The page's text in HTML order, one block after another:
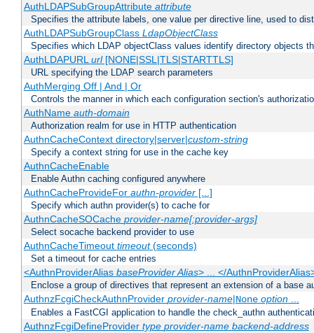
AuthLDAPSubGroupAttribute attribute
Specifies the attribute labels, one value per directive line, used to
AuthLDAPSubGroupClass LdapObjectClass
Specifies which LDAP objectClass values identify directory objects
AuthLDAPURLurl[NONE|SSL|TLS|STARTTLS]
URL specifying the LDAP search parameters
AuthMerging Off | And | Or
Controls the manner in which each configuration section's
AuthName auth-domain
Authorization realm for use in HTTP authentication
AuthnCacheContext directory|server|custom-string
Specify a context string for use in the cache key
AuthnCacheEnable
Enable Authn caching configured anywhere
AuthnCacheProvideFor authn-provider[...]
Specify which authn provider(s) to cache for
AuthnCacheSOCache provider-name[:provider-args]
Select socache backend provider to use
AuthnCacheTimeout timeout(seconds)
Set a timeout for cache entries
<AuthnProviderAlias baseProvider Alias> ... </
Enclose a group of directives that represent an extension of a base
AuthnzFcgiCheckAuthnProvider provider-name|None option...
Enables a FastCGI application to handle the check_authn
AuthnzFcgiDefineProvider type provider-name backend-address